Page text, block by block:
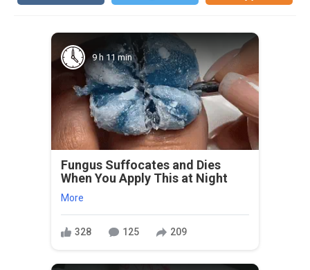
9 h 11 min
Fungus Suffocates and Dies
When You Apply This at Night
More
328 125 209